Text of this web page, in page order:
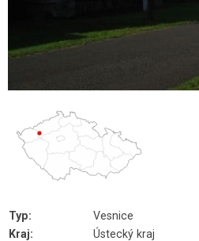
Typ:
Vesnice
Kraj:
Ústecký kraj